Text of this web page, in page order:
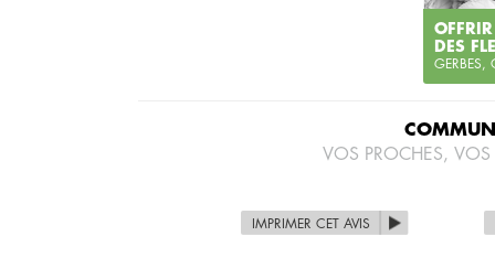
OFFRIR
DES
GERBES,
VOS PROCHES,
IMPRIMER CET AVIS